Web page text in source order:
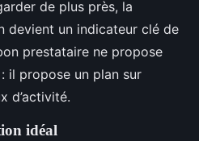
de plus près, la
devient un indicateur clé de
prestataire ne propose
il propose un plan sur
d’activité.
idéal